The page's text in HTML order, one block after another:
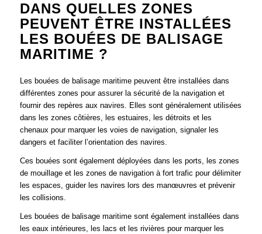
DANS QUELLES ZONES
PEUVENT ÊTRE INSTALLÉES
LES BOUÉES DE BALISAGE
MARITIME ?
Les bouées de balisage maritime peuvent être installées dans
différentes zones pour assurer la sécurité de la navigation et
fournir des repères aux navires. Elles sont généralement utilisées
dans les zones côtières, les estuaires, les détroits et les
chenaux pour marquer les voies de navigation, signaler les
dangers et faciliter l’orientation des navires.
Ces bouées sont également déployées dans les ports, les zones
de mouillage et les zones de navigation à fort trafic pour délimiter
les espaces, guider les navires lors des manœuvres et prévenir
les collisions.
Les bouées de balisage maritime sont également installées dans
les eaux intérieures, les lacs et les rivières pour marquer les